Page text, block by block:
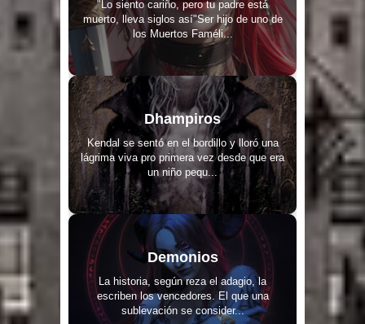
"Lo siento cariño, pero tu padre está
muerto, lleva siglos así"Ser hijo de uno de
los Muertos Faméli...
Dhampiros
Kendal se sentó en el bordillo y lloró una
lágrima viva pro primera vez desde que era
un niño pequ...
Demonios
La historia, según reza el adagio, la
escriben los vencedores. El que una
sublevación se consider...